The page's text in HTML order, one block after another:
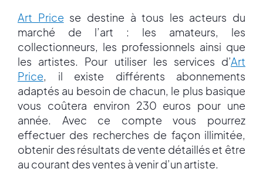
Art Price se destine à tous les acteurs du
marché de l’art : les amateurs, les
collectionneurs, les professionnels ainsi que
les artistes. Pour utiliser les services d’Art
Price, il existe différents abonnements
adaptés au besoin de chacun, le plus basique
vous coûtera environ 230 euros pour une
année. Avec ce compte vous pourrez
effectuer des recherches de façon illimitée,
obtenir des résultats de vente détaillés et être
au courant des ventes à venir d’un artiste.